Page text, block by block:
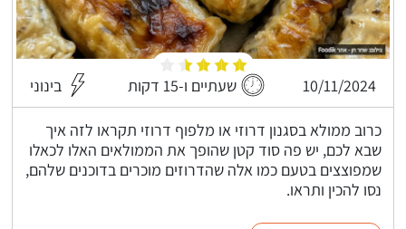
10/11/2024 שעתיים ו-15 דקות בינוני
כרוב ממולא בסגנון דרוזי או מלפוף דרוזי תקראו לזה איך
שבא לכם, יש פה סוד קטן שהופך את הממולאים האלו לכאלו
שמפוצצים בטעם כמו אלה שהדרוזים מוכרים בדוכנים שלהם,
נסו להכין ותראו.